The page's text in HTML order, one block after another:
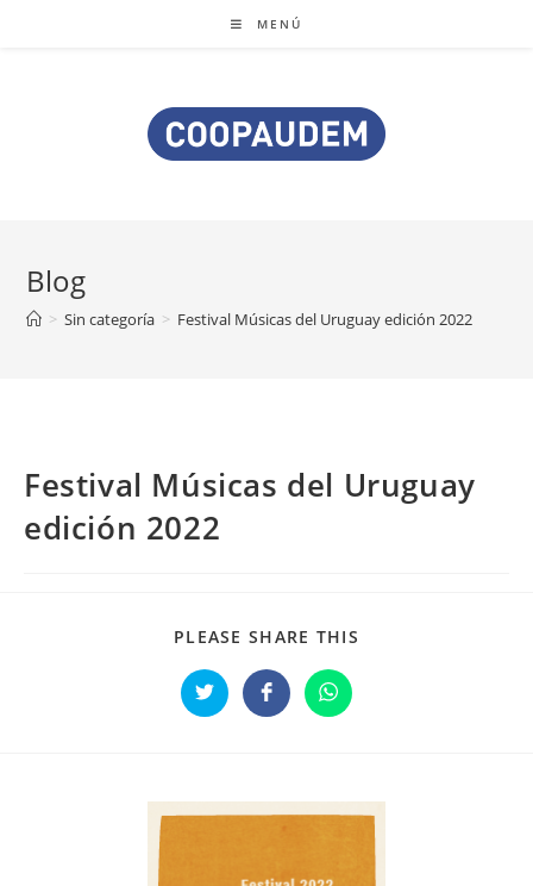
MENÚ
Blog
> Sin categoría > Festival Músicas del Uruguay edición 2022
Festival Músicas del Uruguay
edición 2022
PLEASE SHARE THIS